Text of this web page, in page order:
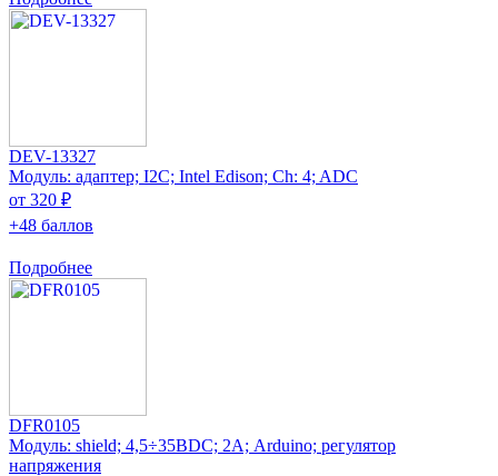
DEV-13327
Модуль: адаптер; I2C; Intel Edison; Ch: 4; ADC
от 320 ₽
+48 баллов
Подробнее
DFR0105
Модуль: shield; 4,5÷35ВDC; 2А; Arduino; регулятор
напряжения